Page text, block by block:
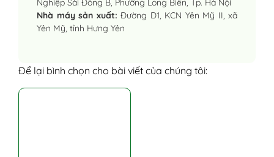
Nghiệp Sài Đồng B, Phường Long Biên, Tp. Hà Nội
Nhà máy sản xuất: Đường D1, KCN Yên Mỹ II, xã
Yên Mỹ, tỉnh Hưng Yên
Để lại bình chọn cho bài viết của chúng tôi: